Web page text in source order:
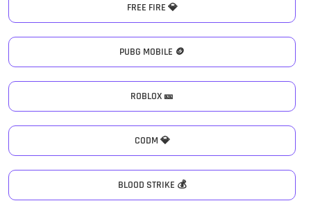
FREE FIRE 💎
PUBG MOBILE 🪙
ROBLOX 🎫
CODM 💎
BLOOD STRIKE 💰